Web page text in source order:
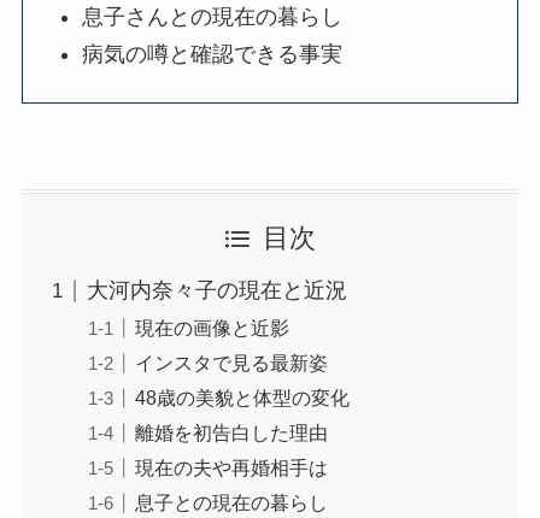
息子さんとの現在の暮らし
病気の噂と確認できる事実
目次
大河内奈々子の現在と近況
現在の画像と近影
インスタで見る最新姿
48歳の美貌と体型の変化
離婚を初告白した理由
現在の夫や再婚相手は
息子との現在の暮らし